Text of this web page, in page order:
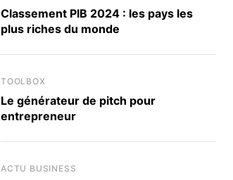
Classement PIB 2024 : les pays les
plus riches du monde
TOOLBOX
Le générateur de pitch pour
entrepreneur
ACTU BUSINESS